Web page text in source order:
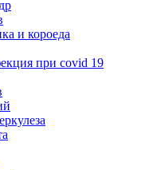
и короеда
при covid 19